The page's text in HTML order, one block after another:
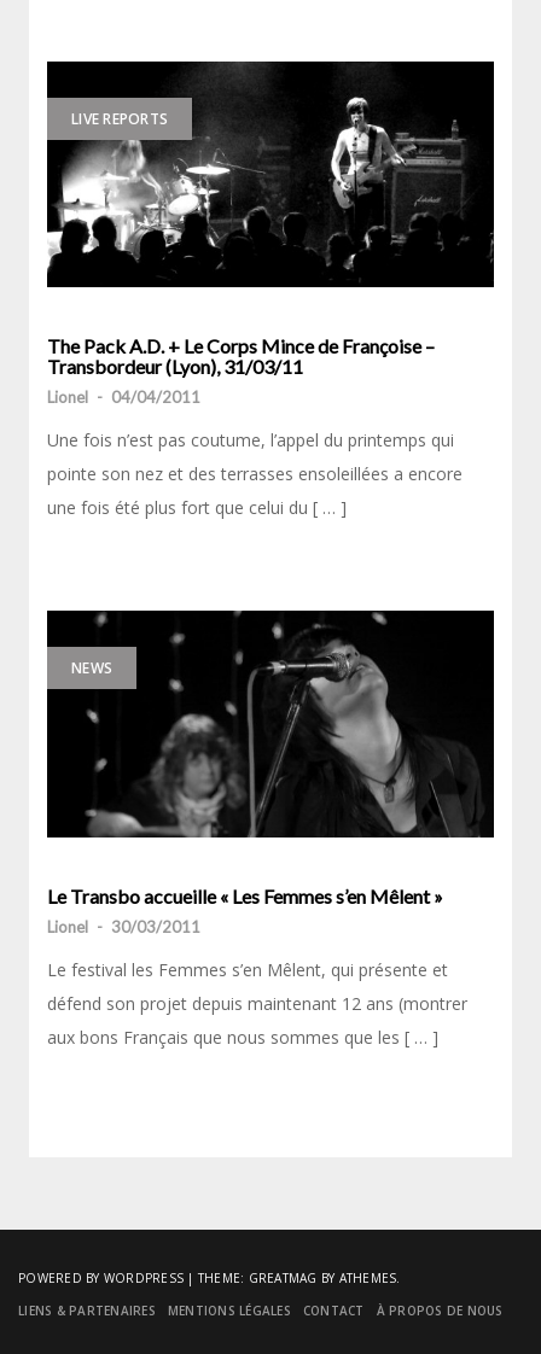
LIVE REPORTS
The Pack A.D. + Le Corps Mince de Françoise –
Transbordeur (Lyon), 31/03/11
Lionel - 04/04/2011
Une fois n’est pas coutume, l’appel du printemps qui
pointe son nez et des terrasses ensoleillées a encore
une fois été plus fort que celui du [ … ]
NEWS
Le Transbo accueille « Les Femmes s’en Mêlent »
Lionel - 30/03/2011
Le festival les Femmes s’en Mêlent, qui présente et
défend son projet depuis maintenant 12 ans (montrer
aux bons Français que nous sommes que les [ … ]
POWERED BY WORDPRESS |THEME: GREATMAG BY ATHEMES.
LIENS & PARTENAIRES
MENTIONS LÉGALES CONTACT À PROPOS DE NOUS